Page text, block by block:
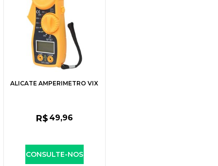
ALICATE AMPERIMETRO VIX
R$ 49,96
CONSULTE-NOS